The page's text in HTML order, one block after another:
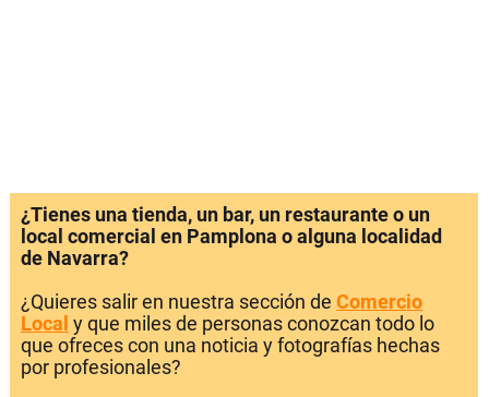
¿Tienes una tienda, un bar, un restaurante o un
local comercial en Pamplona o alguna localidad
de Navarra?
¿Quieres salir en nuestra sección de Comercio
Local y que miles de personas conozcan todo lo
que ofreces con una noticia y fotografías hechas
por profesionales?